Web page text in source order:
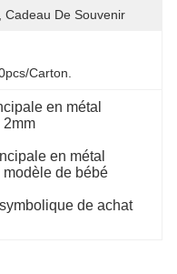
Cadeau De Souvenir
carton.
en métal
2mm
en métal
modèle de bébé
de achat